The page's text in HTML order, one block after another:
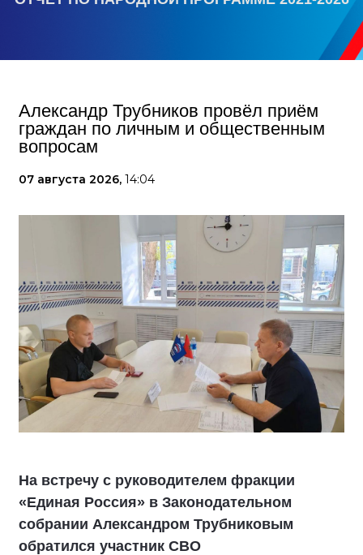
Александр Трубников провёл приём
граждан по личным и общественным
вопросам
07 августа 2026, 14:04
На встречу с руководителем фракции
«Единая Россия» в Законодательном
собрании Александром Трубниковым
обратился участник СВО